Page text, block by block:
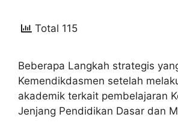
Total 115
Beberapa Langkah strategis
Kemendikdasmen setelah
akademik terkait pembelajaran
Jenjang Pendidikan Dasar dan